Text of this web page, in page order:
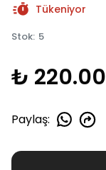
Tükeniyor
Stok: 5
₺ 220.00
Paylaş: